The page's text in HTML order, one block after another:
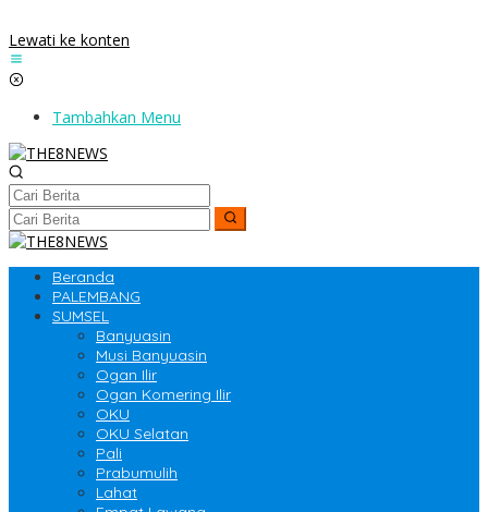
Lewati ke konten
Tambahkan Menu
Beranda
PALEMBANG
SUMSEL
Banyuasin
Musi Banyuasin
Ogan Ilir
Ogan Komering Ilir
OKU
OKU Selatan
Pali
Prabumulih
Lahat